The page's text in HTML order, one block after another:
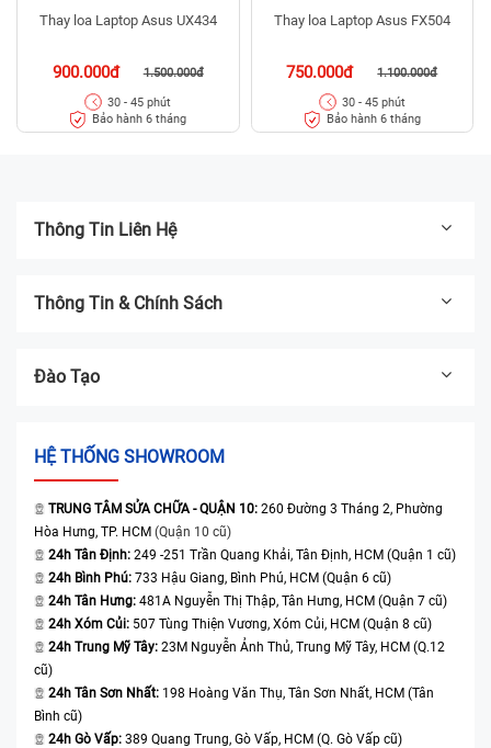
Thay loa Laptop Asus UX434
900.000đ 1.500.000đ
30 - 45 phút
Bảo hành 6 tháng
Thay loa Laptop Asus FX504
750.000đ 1.100.000đ
30 - 45 phút
Bảo hành 6 tháng
Thông Tin Liên Hệ
Thông Tin & Chính Sách
Đào Tạo
HỆ THỐNG SHOWROOM
TRUNG TÂM SỬA CHỮA - QUẬN 10: 260 Đường 3 Tháng 2, Phường
Hòa Hưng, TP. HCM (Quận 10 cũ)
24h Tân Định: 249 -251 Trần Quang Khải, Tân Định, HCM (Quận 1 cũ)
24h Bình Phú: 733 Hậu Giang, Bình Phú, HCM (Quận 6 cũ)
24h Tân Hưng: 481A Nguyễn Thị Thập, Tân Hưng, HCM (Quận 7 cũ)
24h Xóm Củi: 507 Tùng Thiện Vương, Xóm Củi, HCM (Quận 8 cũ)
24h Trung Mỹ Tây: 23M Nguyễn Ảnh Thủ, Trung Mỹ Tây, HCM (Q.12
cũ)
24h Tân Sơn Nhất: 198 Hoàng Văn Thụ, Tân Sơn Nhất, HCM (Tân
Bình cũ)
24h Gò Vấp: 389 Quang Trung, Gò Vấp, HCM (Q. Gò Vấp cũ)